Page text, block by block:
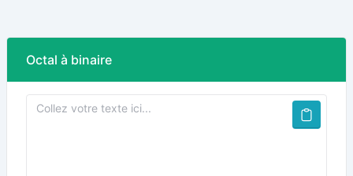
Octal à binaire